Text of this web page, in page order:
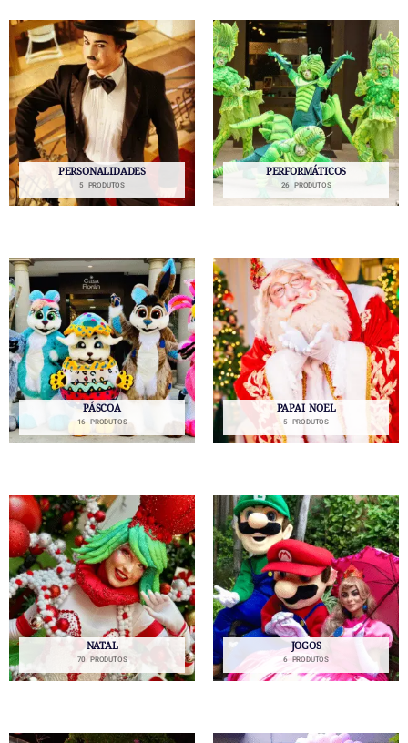
PERSONALIDADES
5 PRODUTOS
PERFORMÁTICOS
26 PRODUTOS
PÁSCOA
16 PRODUTOS
PAPAI NOEL
5 PRODUTOS
NATAL
70 PRODUTOS
JOGOS
6 PRODUTOS